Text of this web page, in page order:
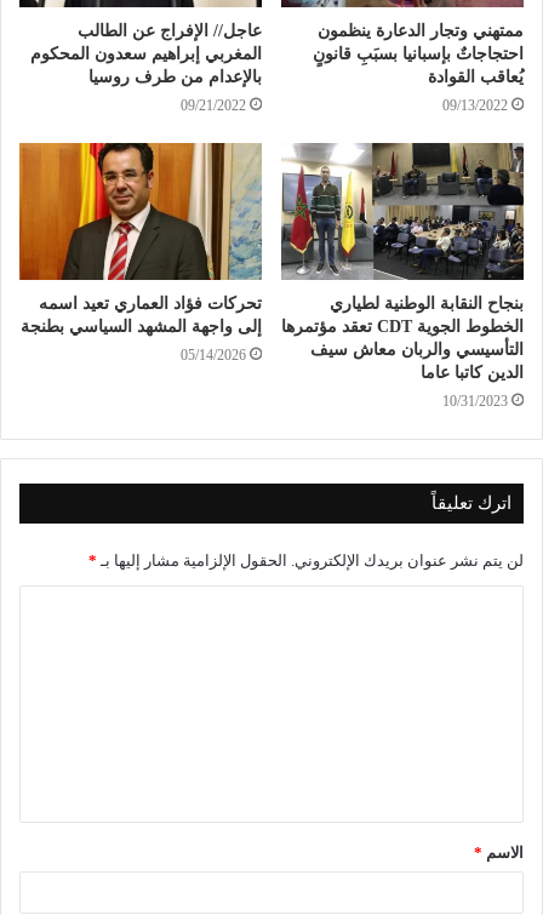
ممتهني وتجار الدعارة ينظمون
احتجاجاتٌ بإسبانيا بسبَبِ قانونٍ
يُعاقب القوادة
09/13/2022
عاجل// الإفراج عن الطالب
المغربي إبراهيم سعدون المحكوم
بالإعدام من طرف روسيا
09/21/2022
بنجاح النقابة الوطنية لطياري
الخطوط الجوية CDT تعقد مؤتمرها
التأسيسي والربان معاش سيف
الدين كاتبا عاما
10/31/2023
تحركات فؤاد العماري تعيد اسمه
إلى واجهة المشهد السياسي بطنجة
05/14/2026
اترك تعليقاً
لن يتم نشر عنوان بريدك الإلكتروني. الحقول الإلزامية مشار إليها بـ *
الاسم *